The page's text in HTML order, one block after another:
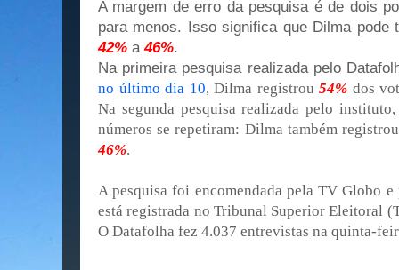
A margem de erro da pesquisa é de dois
para menos. Isso significa que Dilma
42% a46%.
Na primeira pesquisa realizada pelo
no último dia 10, Dilma registrou54% dos
Na segunda pesquisa realizada pelo
números se repetiram: Dilma também
46%.
A pesquisa foi encomendada pela TV Globo
está registrada no Tribunal Superior Eleitoral
O Datafolha fez 4.037 entrevistas na quinta-